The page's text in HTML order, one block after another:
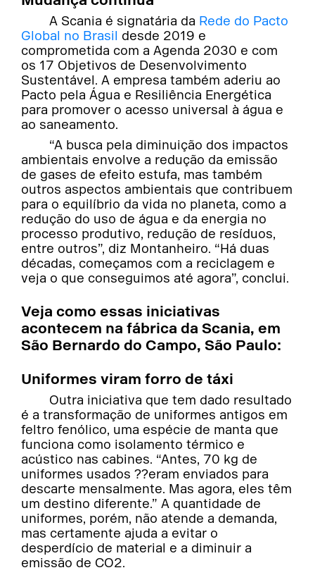
A Scania é signatária da Rede do Pacto
Global no Brasil desde 2019 e
comprometida com a Agenda 2030 e com
os 17 Objetivos de Desenvolvimento
Sustentável. A empresa também aderiu ao
Pacto pela Água e Resiliência Energética
para promover o acesso universal à água e
ao saneamento.
“A busca pela diminuição dos impactos
ambientais envolve a redução da emissão
de gases de efeito estufa, mas também
outros aspectos ambientais que contribuem
para o equilíbrio da vida no planeta, como a
redução do uso de água e da energia no
processo produtivo, redução de resíduos,
entre outros”, diz Montanheiro. “Há duas
décadas, começamos com a reciclagem e
veja o que conseguimos até agora”, conclui.
Veja como essas iniciativas
acontecem na fábrica da Scania, em
São Bernardo do Campo, São Paulo:
Uniformes viram forro de táxi
Outra iniciativa que tem dado resultado
é a transformação de uniformes antigos em
feltro fenólico, uma espécie de manta que
funciona como isolamento térmico e
acústico nas cabines. “Antes, 70 kg de
uniformes usados ??eram enviados para
descarte mensalmente. Mas agora, eles têm
um destino diferente.” A quantidade de
uniformes, porém, não atende a demanda,
mas certamente ajuda a evitar o
desperdício de material e a diminuir a
emissão de CO2.